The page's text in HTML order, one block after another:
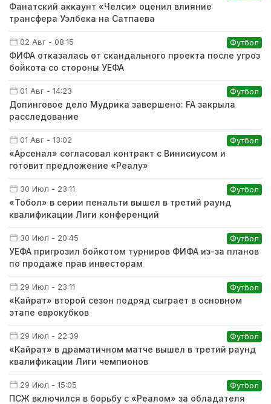
Фанатский аккаунт «Челси» оценил влияние
трансфера Уэлбека на Сатпаева
02 Авг - 08:15 Футбол
ФИФА отказалась от скандального проекта после угроз
бойкота со стороны УЕФА
01 Авг - 14:23 Футбол
Допинговое дело Мудрика завершено: FA закрыла
расследование
01 Авг - 13:02 Футбол
«Арсенал» согласовал контракт с Винисиусом и
готовит предложение «Реалу»
30 Июл - 23:11 Футбол
«Тобол» в серии пенальти вышел в третий раунд
квалификации Лиги конференций
30 Июл - 20:45 Футбол
УЕФА пригрозил бойкотом турниров ФИФА из-за планов
по продаже прав инвесторам
29 Июл - 23:11 Футбол
«Кайрат» второй сезон подряд сыграет в основном
этапе еврокубков
29 Июл - 22:39 Футбол
«Кайрат» в драматичном матче вышел в третий раунд
квалификации Лиги чемпионов
29 Июл - 15:05 Футбол
ПСЖ включился в борьбу с «Реалом» за обладателя